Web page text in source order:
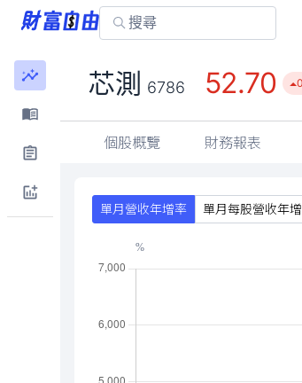
芯測 6786 52.70
個股概覽 財務報表
單月營收年增率 單月每股營收年